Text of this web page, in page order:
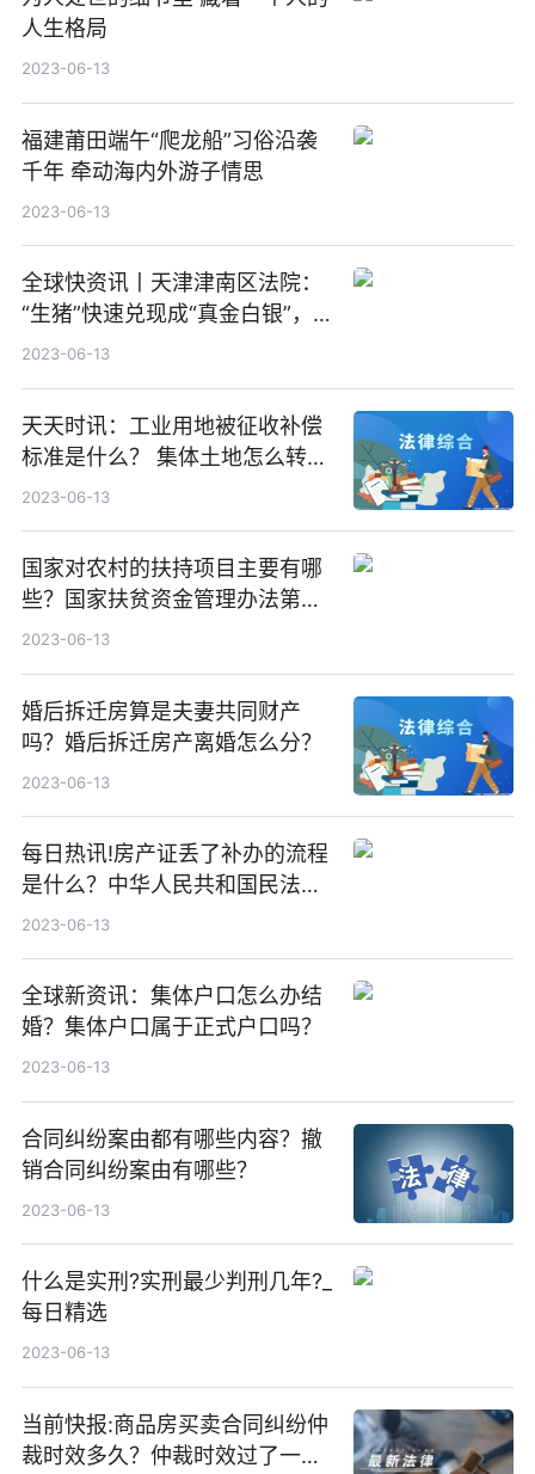
人生格局
2023-06-13
福建莆田端午“爬龙船”习俗沿袭
千年 牵动海内外游子情思
2023-06-13
全球快资讯丨天津津南区法院：
“生猪”快速兑现成“真金白银”，
案件顺利执结
2023-06-13
天天时讯：工业用地被征收补偿
标准是什么？ 集体土地怎么转
让？
2023-06-13
国家对农村的扶持项目主要有哪
些？国家扶贫资金管理办法第五
条是什么？ 要闻速递
2023-06-13
婚后拆迁房算是夫妻共同财产
吗？婚后拆迁房产离婚怎么分？
2023-06-13
每日热讯!房产证丢了补办的流程
是什么？中华人民共和国民法典
第二百一十七条内容
2023-06-13
全球新资讯：集体户口怎么办结
婚？集体户口属于正式户口吗？
2023-06-13
合同纠纷案由都有哪些内容？撤
销合同纠纷案由有哪些？
2023-06-13
什么是实刑?实刑最少判刑几年?_
每日精选
2023-06-13
当前快报:商品房买卖合同纠纷仲
裁时效多久？仲裁时效过了一年